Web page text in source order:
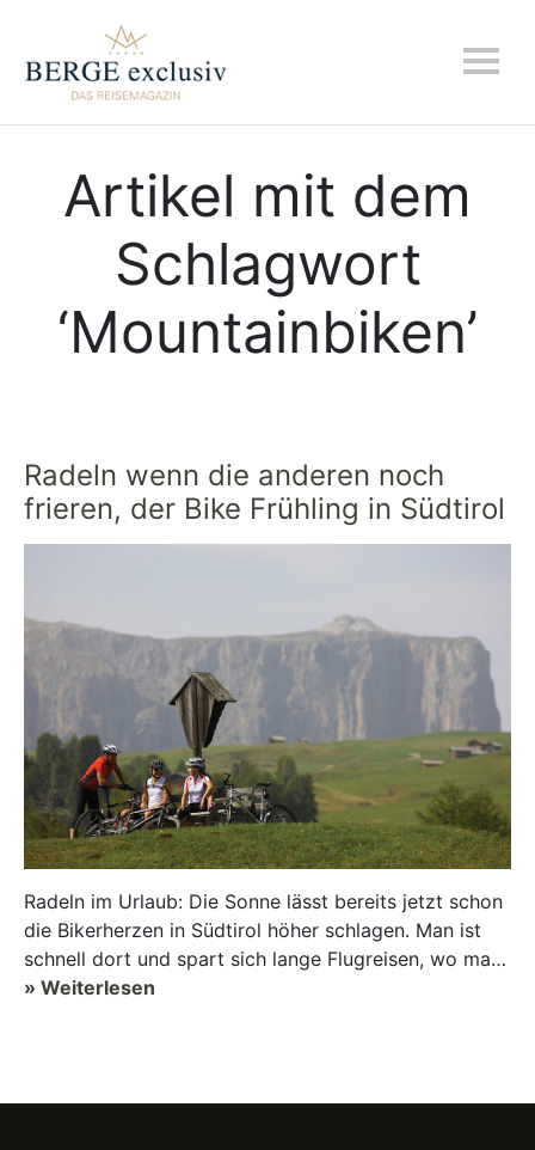
Artikel mit dem
Schlagwort
‘Mountainbiken’
Radeln wenn die anderen noch
frieren, der Bike Frühling in Südtirol
Radeln im Urlaub: Die Sonne lässt bereits jetzt schon
die Bikerherzen in Südtirol höher schlagen. Man ist
schnell dort und spart sich lange Flugreisen, wo man
dank der milden Tempe...
» Weiterlesen